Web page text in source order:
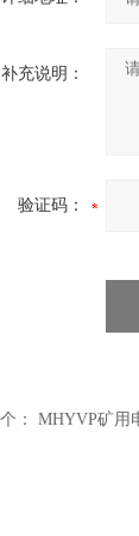
补充说明：
验证码：
： MHYVP矿用